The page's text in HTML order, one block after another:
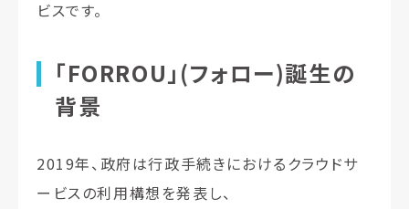
ビスです。
「FORROU」(フォロー)誕生の
背景
2019年、政府は行政手続きにおけるクラウドサ
ービスの利用構想を発表し、